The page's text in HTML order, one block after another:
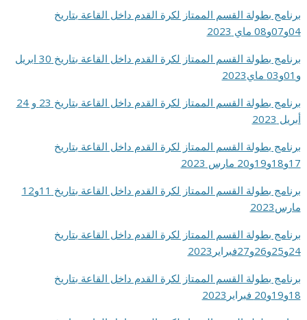
برنامج بطولة القسم الممتاز لكرة القدم داخل القاعة بتاريخ
04و07و08 ماي 2023
برنامج بطولة القسم الممتاز لكرة القدم داخل القاعة بتاريخ 30 ابريل
و01و03 ماي2023
برنامج بطولة القسم الممتاز لكرة القدم داخل القاعة بتاريخ 23 و 24
أبريل 2023
برنامج بطولة القسم الممتاز لكرة القدم داخل القاعة بتاريخ
17و18و19و20 مارس 2023
برنامج بطولة القسم الممتاز لكرة القدم داخل القاعة بتاريخ 11و12
مارس2023
برنامج بطولة القسم الممتاز لكرة القدم داخل القاعة بتاريخ
24و25و26و27فبراير2023
برنامج بطولة القسم الممتاز لكرة القدم داخل القاعة بتاريخ
18و19و20 فبراير2023